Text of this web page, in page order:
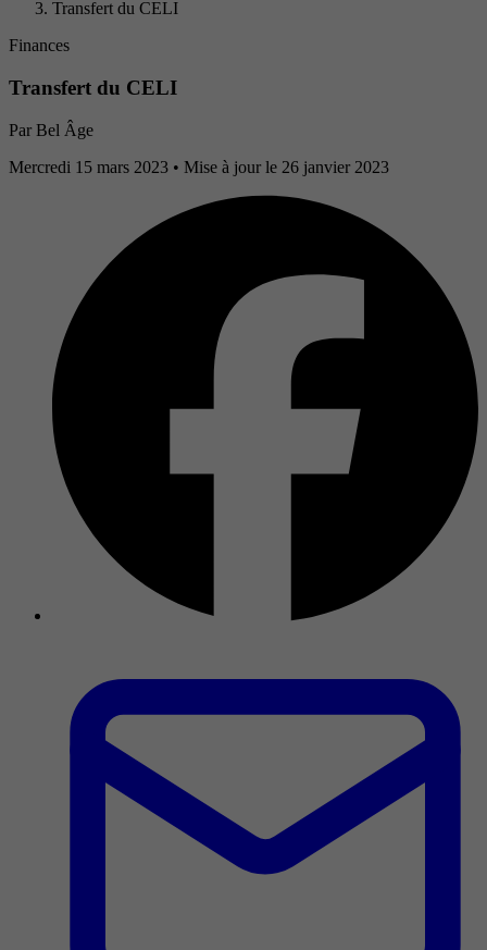
Transfert du CELI
Finances
Transfert du CELI
Par Bel Âge
Mercredi 15 mars 2023 • Mise à jour le 26 janvier 2023